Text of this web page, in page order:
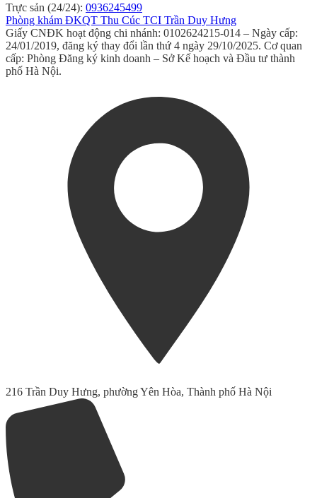
Trực sản (24/24): 0936245499
Phòng khám ĐKQT Thu Cúc TCI Trần Duy Hưng
Giấy CNĐK hoạt động chi nhánh: 0102624215-014 – Ngày cấp:
24/01/2019, đăng ký thay đổi lần thứ 4 ngày 29/10/2025. Cơ quan
cấp: Phòng Đăng ký kinh doanh – Sở Kế hoạch và Đầu tư thành
phố Hà Nội.
216 Trần Duy Hưng, phường Yên Hòa, Thành phố Hà Nội